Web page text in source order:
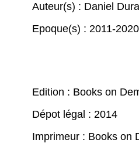
Auteur(s) : Daniel
Epoque(s) : 2011-2020
Edition : Books on
Dépot légal : 2014
Imprimeur : Books on